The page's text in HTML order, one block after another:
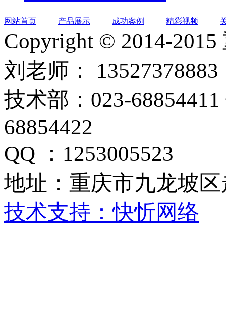
网站首页 | 产品展示 | 成功案例 | 精彩视频 |
Copyright © 2014-
刘老师： 13527378883
技术部：023-
68854422
QQ ：1253005523
地址：重庆市九龙坡
技术支持：快忻网络